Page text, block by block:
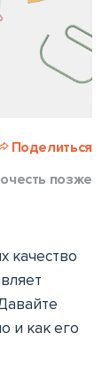
Поделиться
позже
качество
и как его